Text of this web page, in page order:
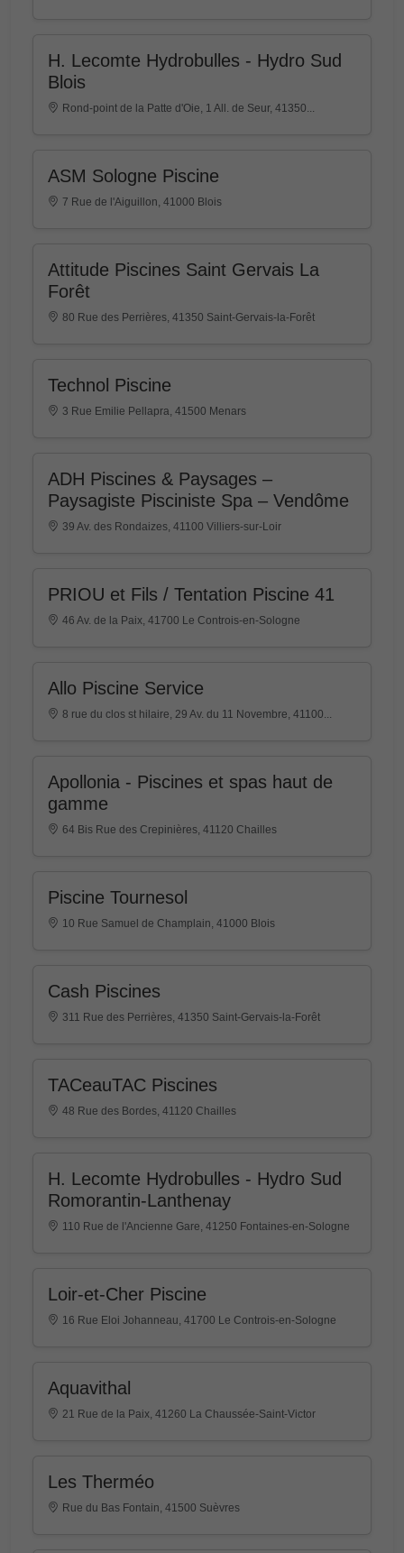
H. Lecomte Hydrobulles - Hydro Sud
Blois
Rond-point de la Patte d'Oie, 1 All. de Seur, 41350...
ASM Sologne Piscine
7 Rue de l'Aiguillon, 41000 Blois
Attitude Piscines Saint Gervais La
Forêt
80 Rue des Perrières, 41350 Saint-Gervais-la-Forêt
Technol Piscine
3 Rue Emilie Pellapra, 41500 Menars
ADH Piscines & Paysages –
Paysagiste Pisciniste Spa – Vendôme
39 Av. des Rondaizes, 41100 Villiers-sur-Loir
PRIOU et Fils / Tentation Piscine 41
46 Av. de la Paix, 41700 Le Controis-en-Sologne
Allo Piscine Service
8 rue du clos st hilaire, 29 Av. du 11 Novembre, 41100...
Apollonia - Piscines et spas haut de
gamme
64 Bis Rue des Crepinières, 41120 Chailles
Piscine Tournesol
10 Rue Samuel de Champlain, 41000 Blois
Cash Piscines
311 Rue des Perrières, 41350 Saint-Gervais-la-Forêt
TACeauTAC Piscines
48 Rue des Bordes, 41120 Chailles
H. Lecomte Hydrobulles - Hydro Sud
Romorantin-Lanthenay
110 Rue de l'Ancienne Gare, 41250 Fontaines-en-Sologne
Loir-et-Cher Piscine
16 Rue Eloi Johanneau, 41700 Le Controis-en-Sologne
Aquavithal
21 Rue de la Paix, 41260 La Chaussée-Saint-Victor
Les Therméo
Rue du Bas Fontain, 41500 Suèvres